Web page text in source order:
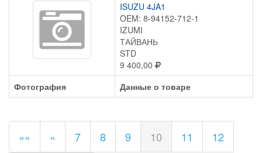
Фотография Данные о товаре
ISUZU 4JA1
OEM: 8-94152-712-1
IZUMI
ТАЙВАНЬ
STD
9 400,00
«« « 7 8 9 10 11 12